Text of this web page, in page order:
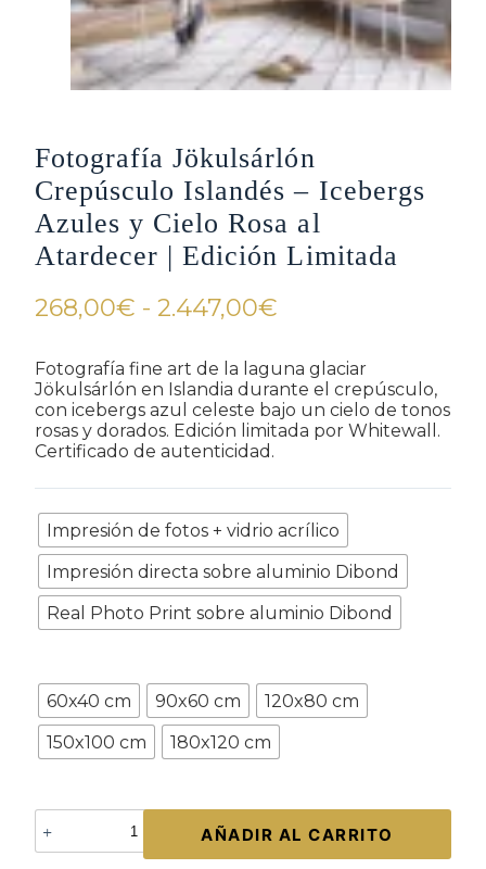
Fotografía Jökulsárlón
Crepúsculo Islandés – Icebergs
Azules y Cielo Rosa al
Atardecer | Edición Limitada
268,00€ - 2.447,00€
precios:
desde
268,00€
2.447,00€
Fotografía fine art de la laguna glaciar
Jökulsárlón en Islandia durante el crepúsculo,
con icebergs azul celeste bajo un cielo de tonos
rosas y dorados. Edición limitada por Whitewall.
Certificado de autenticidad.
Impresión de fotos + vidrio acrílico
Impresión directa sobre aluminio Dibond
Real Photo Print sobre aluminio Dibond
60x40 cm
90x60 cm
120x80 cm
150x100 cm
180x120 cm
Jökulsárlón
AÑADIR AL CARRITO